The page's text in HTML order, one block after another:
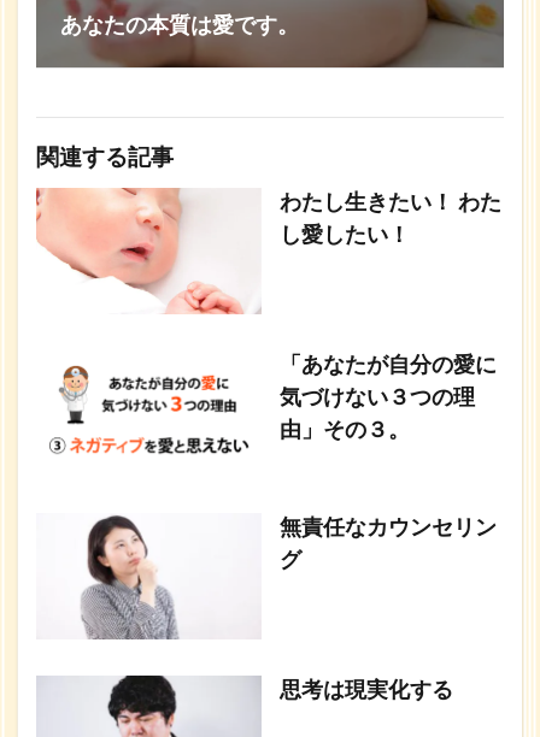
あなたの本質は愛です。
関連する記事
わたし生きたい！ わた
し愛したい！
「あなたが自分の愛に
気づけない３つの理
由」その３。
無責任なカウンセリン
グ
思考は現実化する